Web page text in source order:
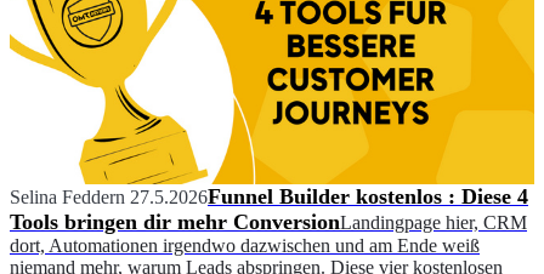
Selina Feddern 27.5.2026Funnel Builder kostenlos : Diese 4
Tools bringen dir mehr ConversionLandingpage hier, CRM
dort, Automationen irgendwo dazwischen und am Ende weiß
niemand mehr, warum Leads abspringen. Diese vier kostenlosen